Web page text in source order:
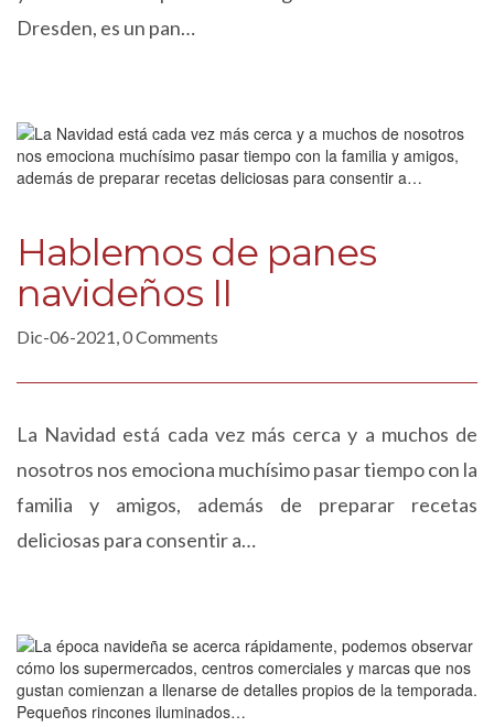
Dresden, es un pan…
Hablemos de panes
navideños II
Dic-06-2021, 0 Comments
La Navidad está cada vez más cerca y a muchos de
nosotros nos emociona muchísimo pasar tiempo con la
familia y amigos, además de preparar recetas
deliciosas para consentir a…